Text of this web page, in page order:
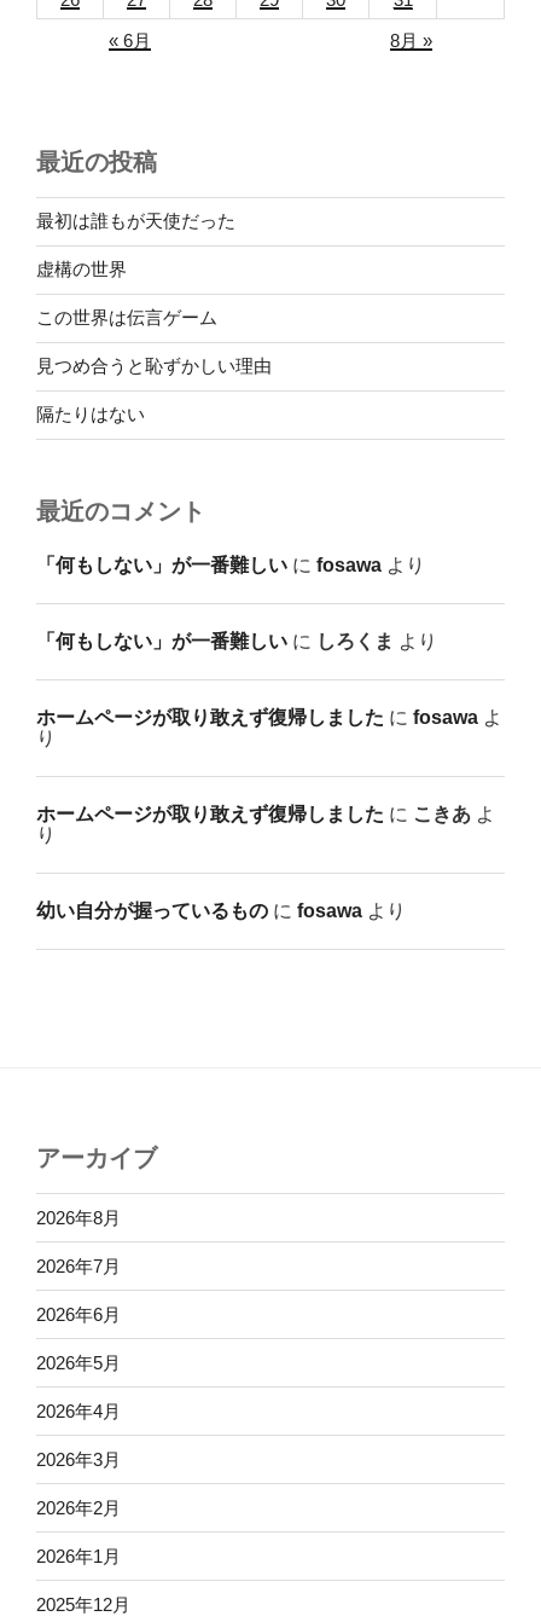
« 6月
8月 »
最近の投稿
最初は誰もが天使だった
虚構の世界
この世界は伝言ゲーム
見つめ合うと恥ずかしい理由
隔たりはない
最近のコメント
「何もしない」が一番難しい に fosawa より
「何もしない」が一番難しい に しろくま より
ホームページが取り敢えず復帰しました に fosawa よ
り
ホームページが取り敢えず復帰しました に こきあ よ
り
幼い自分が握っているもの に fosawa より
アーカイブ
2026年8月
2026年7月
2026年6月
2026年5月
2026年4月
2026年3月
2026年2月
2026年1月
2025年12月